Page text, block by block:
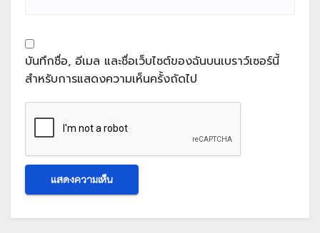
บันทึกชื่อ, อีเมล และชื่อเว็บไซต์ของฉันบนเบราว์เซอร์นี้
สำหรับการแสดงความเห็นครั้งถัดไป